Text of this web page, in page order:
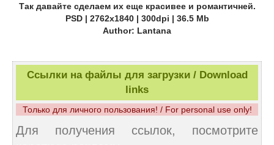
Так давайте сделаем их еще красивее и романтичней.
PSD | 2762x1840 | 300dpi | 36.5 Mb
Author: Lantana
Ссылки на файлы для загрузки / Download
links
Только для личного пользования! / For personal use only!
Для получения ссылок, посмотрите